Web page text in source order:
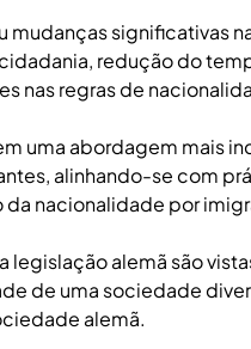
mudanças significativas
redução do
nas regras de
uma abordagem mais
alinhando-se com
nacionalidade por
legislação alemã são
de uma sociedade
alemã.